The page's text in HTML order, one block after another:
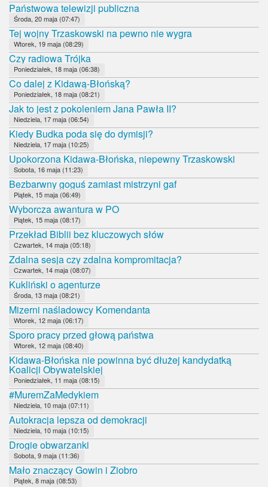
Państwowa telewizji publiczna
Środa, 20 maja (07:47)
Tej wojny Trzaskowski na pewno nie wygra
Wtorek, 19 maja (08:29)
Czy radiowa Trójka
Poniedziałek, 18 maja (06:38)
Co dalej z Kidawą-Błońską?
Poniedziałek, 18 maja (08:21)
Jak to jest z pokoleniem Jana Pawła II?
Niedziela, 17 maja (06:54)
Kiedy Budka poda się do dymisji?
Niedziela, 17 maja (10:25)
Upokorzona Kidawa-Błońska, niepewny Trzaskowski
Sobota, 16 maja (11:23)
Bezbarwny goguś zamiast mistrzyni gaf
Piątek, 15 maja (06:49)
Wyborcza awantura w PO
Piątek, 15 maja (08:17)
Przekład Biblii bez kluczowych słów
Czwartek, 14 maja (05:18)
Zdalna sesja czy zdalna kompromitacja?
Czwartek, 14 maja (08:07)
Kukliński o agenturze
Środa, 13 maja (08:21)
Mizerni naśladowcy Komendanta
Wtorek, 12 maja (06:17)
Sporo pracy przed głową państwa
Wtorek, 12 maja (08:40)
Kidawa-Błońska nie powinna być dłużej kandydatką
Koalicji Obywatelskiej
Poniedziałek, 11 maja (08:15)
#MuremZaMedykiem
Niedziela, 10 maja (07:11)
Autokracja lepsza od demokracji
Niedziela, 10 maja (10:15)
Drogie obwarzanki
Sobota, 9 maja (11:36)
Mało znaczący Gowin i Ziobro
Piątek, 8 maja (08:53)